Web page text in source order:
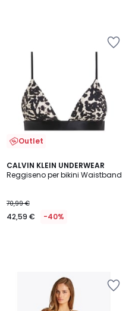
Outlet
CALVIN KLEIN UNDERWEAR
Reggiseno per bikini Waistband
70,99 €
42,59 € -40%